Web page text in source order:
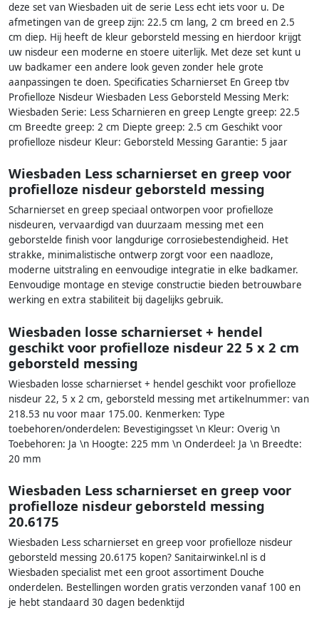
deze set van Wiesbaden uit de serie Less echt iets voor u. De
afmetingen van de greep zijn: 22.5 cm lang, 2 cm breed en 2.5
cm diep. Hij heeft de kleur geborsteld messing en hierdoor krijgt
uw nisdeur een moderne en stoere uiterlijk. Met deze set kunt u
uw badkamer een andere look geven zonder hele grote
aanpassingen te doen. Specificaties Scharnierset En Greep tbv
Profielloze Nisdeur Wiesbaden Less Geborsteld Messing Merk:
Wiesbaden Serie: Less Scharnieren en greep Lengte greep: 22.5
cm Breedte greep: 2 cm Diepte greep: 2.5 cm Geschikt voor
profielloze nisdeur Kleur: Geborsteld Messing Garantie: 5 jaar
Wiesbaden Less scharnierset en greep voor
profielloze nisdeur geborsteld messing
Scharnierset en greep speciaal ontworpen voor profielloze
nisdeuren, vervaardigd van duurzaam messing met een
geborstelde finish voor langdurige corrosiebestendigheid. Het
strakke, minimalistische ontwerp zorgt voor een naadloze,
moderne uitstraling en eenvoudige integratie in elke badkamer.
Eenvoudige montage en stevige constructie bieden betrouwbare
werking en extra stabiliteit bij dagelijks gebruik.
Wiesbaden losse scharnierset + hendel
geschikt voor profielloze nisdeur 22 5 x 2 cm
geborsteld messing
Wiesbaden losse scharnierset + hendel geschikt voor profielloze
nisdeur 22, 5 x 2 cm, geborsteld messing met artikelnummer: van
218.53 nu voor maar 175.00. Kenmerken: Type
toebehoren/onderdelen: Bevestigingsset \n Kleur: Overig \n
Toebehoren: Ja \n Hoogte: 225 mm \n Onderdeel: Ja \n Breedte:
20 mm
Wiesbaden Less scharnierset en greep voor
profielloze nisdeur geborsteld messing
20.6175
Wiesbaden Less scharnierset en greep voor profielloze nisdeur
geborsteld messing 20.6175 kopen? Sanitairwinkel.nl is d
Wiesbaden specialist met een groot assortiment Douche
onderdelen. Bestellingen worden gratis verzonden vanaf 100 en
je hebt standaard 30 dagen bedenktijd